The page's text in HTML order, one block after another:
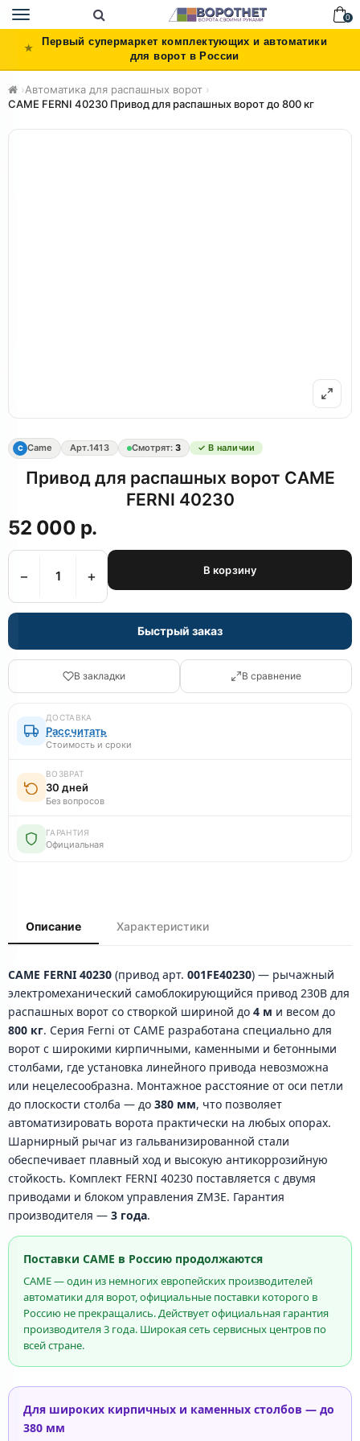
Toggle
navigation
0
Первый супермаркет комплектующих и автоматики
для ворот в России
›Автоматика для распашных ворот ›
CAME FERNI 40230 Привод для распашных ворот до 800 кг
C Came Арт.1413 Смотрят: 3 ✓ В наличии
Привод для распашных ворот CAME
FERNI 40230
52 000 р.
− + В корзину
Быстрый заказ
В закладки В сравнение
ДОСТАВКА
Рассчитать
Стоимость и сроки
ВОЗВРАТ
30 дней
Без вопросов
ГАРАНТИЯ
Официальная
Описание Характеристики
CAME FERNI 40230 (привод арт. 001FE40230) — рычажный
электромеханический самоблокирующийся привод 230В для
распашных ворот со створкой шириной до 4 м и весом до
800 кг. Серия Ferni от CAME разработана специально для
ворот с широкими кирпичными, каменными и бетонными
столбами, где установка линейного привода невозможна
или нецелесообразна. Монтажное расстояние от оси петли
до плоскости столба — до 380 мм, что позволяет
автоматизировать ворота практически на любых опорах.
Шарнирный рычаг из гальванизированной стали
обеспечивает плавный ход и высокую антикоррозийную
стойкость. Комплект FERNI 40230 поставляется с двумя
приводами и блоком управления ZM3E. Гарантия
производителя — 3 года.
Поставки CAME в Россию продолжаются
CAME — один из немногих европейских производителей
автоматики для ворот, официальные поставки которого в
Россию не прекращались. Действует официальная гарантия
производителя 3 года. Широкая сеть сервисных центров по
всей стране.
Для широких кирпичных и каменных столбов — до
380 мм